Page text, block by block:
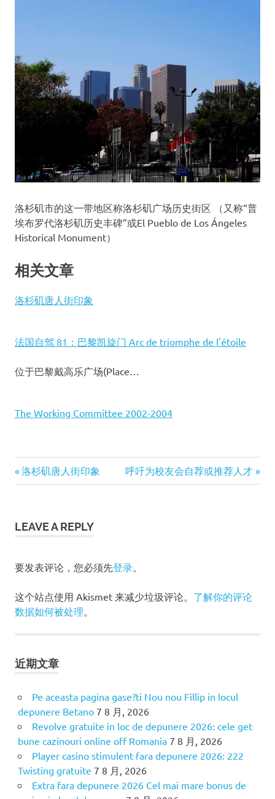
洛杉矶市的这一带地区称洛杉矶广场历史街区 （又称“普
埃布罗代洛杉矶历史丰碑”或El Pueblo de Los Ángeles
Historical Monument）
相关文章
洛杉矶唐人街印象
法国自驾 81：巴黎凯旋门 Arc de triomphe de l'étoile
位于巴黎戴高乐广场(Place…
The Working Committee 2002-2004
La
Placita
Angeles
矶
文
航
Previous
Post:
洛杉矶唐人街印象
Next
Post:
呼吁为校友会自荐或推荐人才
LEAVE A REPLY
要发表评论，您必须先登录
这个站点使用 Akismet 来减少垃圾评论。 了解你的评论
数据如何被处理
近期文章
Pe aceasta pagina gase?ti Nou nou Fillip in locul
depunere Betano 7 8 月, 2026
Revolve gratuite in loc de depunere 2026: cele get
bune cazinouri online off Romania 7 8 月, 2026
Player casino stimulent fara depunere 2026: 222
Twisting gratuite 7 8 月, 2026
Extra fara depunere 2026 Cel mai mare bonus de